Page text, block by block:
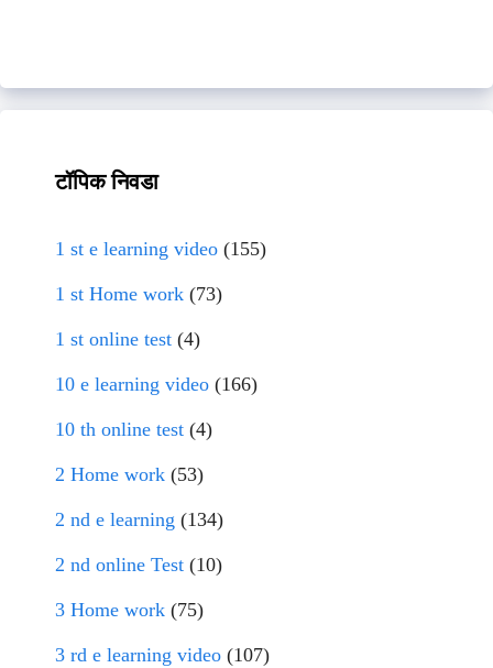
टॉपिक निवडा
1 st e learning video (155)
1 st Home work (73)
1 st online test (4)
10 e learning video (166)
10 th online test (4)
2 Home work (53)
2 nd e learning (134)
2 nd online Test (10)
3 Home work (75)
3 rd e learning video (107)